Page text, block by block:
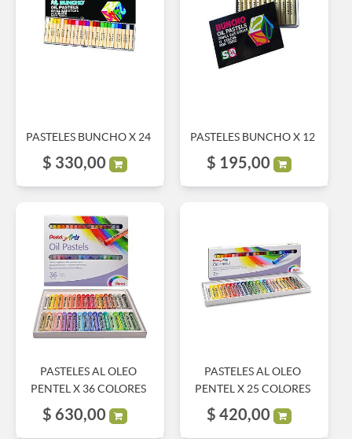
PASTELES BUNCHO X 24
$ 330,00
PASTELES BUNCHO X 12
$ 195,00
PASTELES AL OLEO
PENTEL X 36 COLORES
$ 630,00
PASTELES AL OLEO
PENTEL X 25 COLORES
$ 420,00